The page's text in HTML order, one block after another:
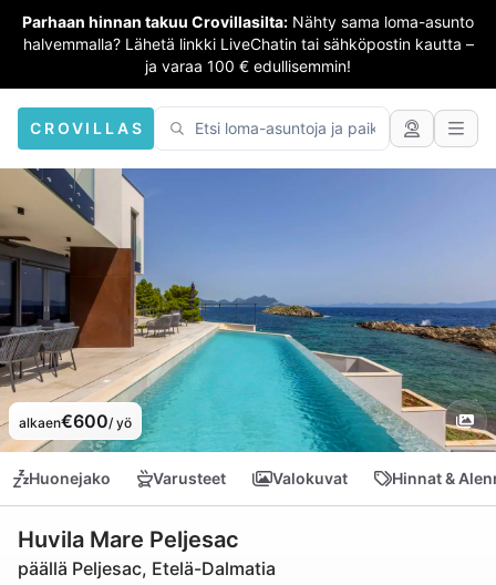
Parhaan hinnan takuu Crovillasilta: Nähty sama loma-asunto
halvemmalla? Lähetä linkki LiveChatin tai sähköpostin kautta –
ja varaa 100 € edullisemmin!
CROVILLAS
alkaen€600/ yö
Huonejako Varusteet Valokuvat Hinnat &
Huvila Mare Peljesac
päällä Peljesac, Etelä-Dalmatia